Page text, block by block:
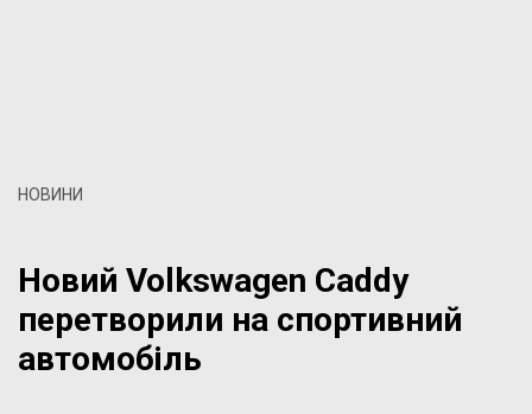
НОВИНИ
Новий Volkswagen Caddy
перетворили на спортивний
автомобіль